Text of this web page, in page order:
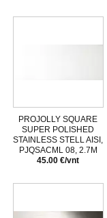
PROJOLLY SQUARE
SUPER POLISHED
STAINLESS STELL AISI,
PJQSACML 08, 2.7M
45.00 €/vnt